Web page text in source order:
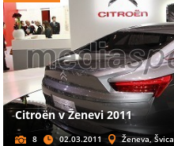
Citroën v Ženevi 2011
8 02.03.2011 Ženeva, Švica